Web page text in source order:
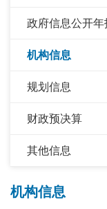
政府信息公开年
机构信息
规划信息
财政预决算
其他信息
机构信息